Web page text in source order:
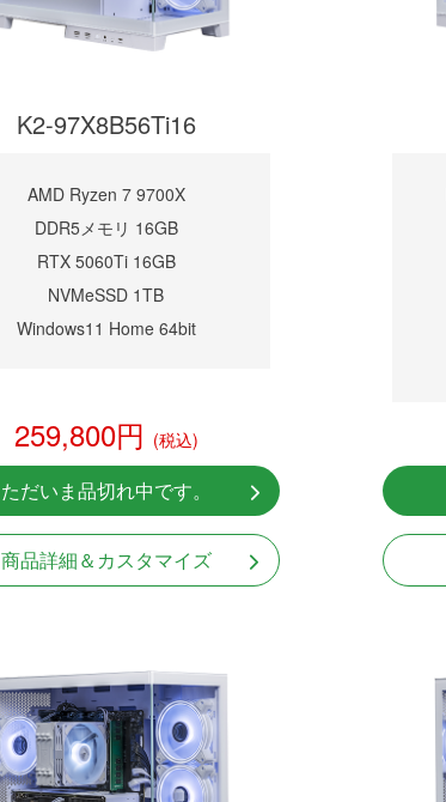
K2-97X8B56Ti16
AMD Ryzen 7 9700X
DDR5メモリ 16GB
RTX 5060Ti 16GB
NVMeSSD 1TB
Windows11 Home 64bit
259,800円 (税込)
ただいま品切れ中です。
商品詳細＆カスタマイズ